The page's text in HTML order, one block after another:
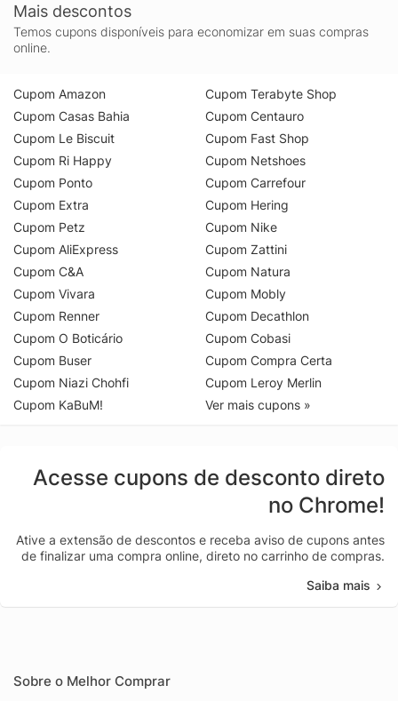
Mais descontos
Temos cupons disponíveis para economizar em suas compras
online.
Cupom Amazon
Cupom Casas Bahia
Cupom Le Biscuit
Cupom Ri Happy
Cupom Ponto
Cupom Extra
Cupom Petz
Cupom AliExpress
Cupom C&A
Cupom Vivara
Cupom Renner
Cupom O Boticário
Cupom Buser
Cupom Niazi Chohfi
Cupom KaBuM!
Cupom Terabyte Shop
Cupom Centauro
Cupom Fast Shop
Cupom Netshoes
Cupom Carrefour
Cupom Hering
Cupom Nike
Cupom Zattini
Cupom Natura
Cupom Mobly
Cupom Decathlon
Cupom Cobasi
Cupom Compra Certa
Cupom Leroy Merlin
Ver mais cupons »
Acesse cupons de desconto direto
no Chrome!
Ative a extensão de descontos e receba aviso de cupons antes
de finalizar uma compra online, direto no carrinho de compras.
Saiba mais
Sobre o Melhor Comprar